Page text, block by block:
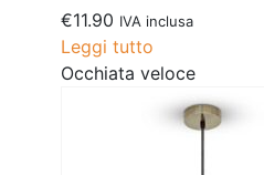
€11.90 IVA inclusa
Leggi tutto
Occhiata veloce